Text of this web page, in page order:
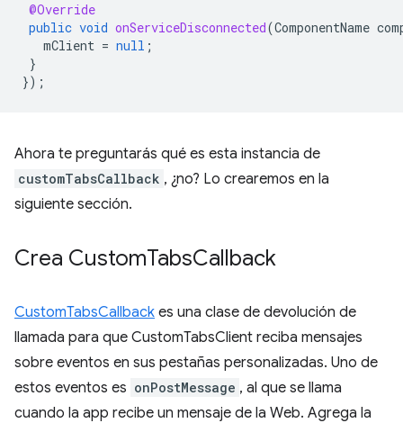
@Override
public void onServiceDisconnected(ComponentName
mClient = null ;
}
});
Ahora te preguntarás qué es esta instancia de
customTabsCallback , ¿no? Lo crearemos en la
siguiente sección.
Crea CustomTabsCallback
CustomTabsCallback es una clase de devolución de
llamada para que CustomTabsClient reciba mensajes
sobre eventos en sus pestañas personalizadas. Uno de
estos eventos es onPostMessage , al que se llama
cuando la app recibe un mensaje de la Web. Agrega la